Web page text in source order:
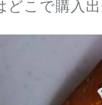
どこで購入出